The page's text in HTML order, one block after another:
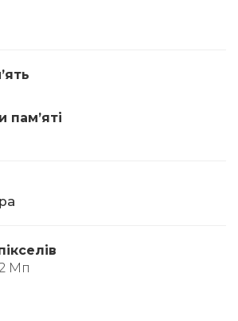
памʼяті
Мп